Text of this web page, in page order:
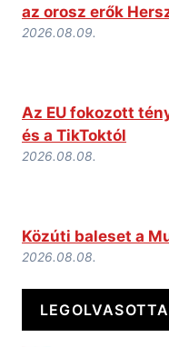
az orosz erők
2026.08.09.
Az EU fokozott
és a TikToktól
2026.08.08.
Közúti baleset a
2026.08.08.